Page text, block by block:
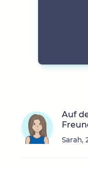
Auf
Sarah,